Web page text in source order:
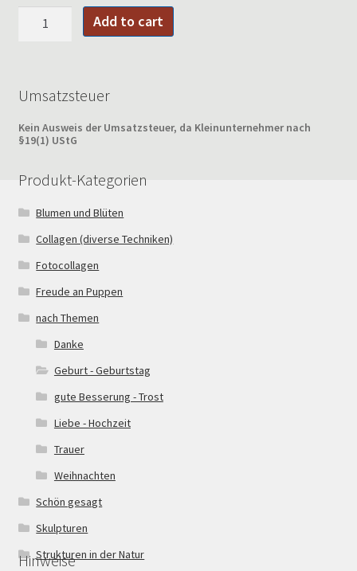
Add to cart
Umsatzsteuer
Kein Ausweis der Umsatzsteuer, da Kleinunternehmer nach
§19(1) UStG
Produkt-Kategorien
Blumen und Blüten
Collagen (diverse Techniken)
Fotocollagen
Freude an Puppen
nach Themen
Danke
Geburt - Geburtstag
gute Besserung - Trost
Liebe - Hochzeit
Trauer
Weihnachten
Schön gesagt
Skulpturen
Strukturen in der Natur
Hinweise